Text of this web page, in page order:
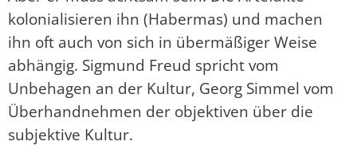
kolonialisieren ihn (Habermas) und machen
ihn oft auch von sich in übermäßiger Weise
abhängig. Sigmund Freud spricht vom
Unbehagen an der Kultur, Georg Simmel vom
Überhandnehmen der objektiven über die
subjektive Kultur.